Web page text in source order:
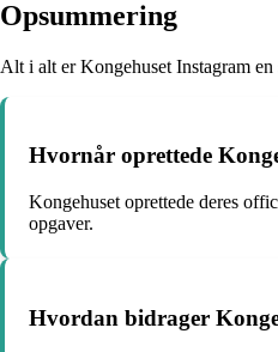
Opsummering
Alt i alt er Kongehuset Instagram
Hvornår oprettede
Kongehuset oprettede deres
opgaver.
Hvordan bidrager